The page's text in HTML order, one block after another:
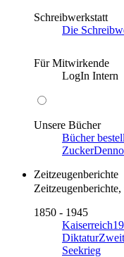
Schreibwerkstatt
Die
Für Mitwirkende
LogIn Intern
Unsere Bücher
Bücher
Zucker
Zeitzeugenberichte
1850 - 1945
Kaiserreich
Diktatur
Seekrieg